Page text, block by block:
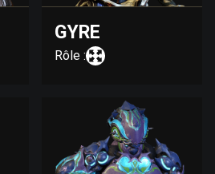
GYRE
Rôle :